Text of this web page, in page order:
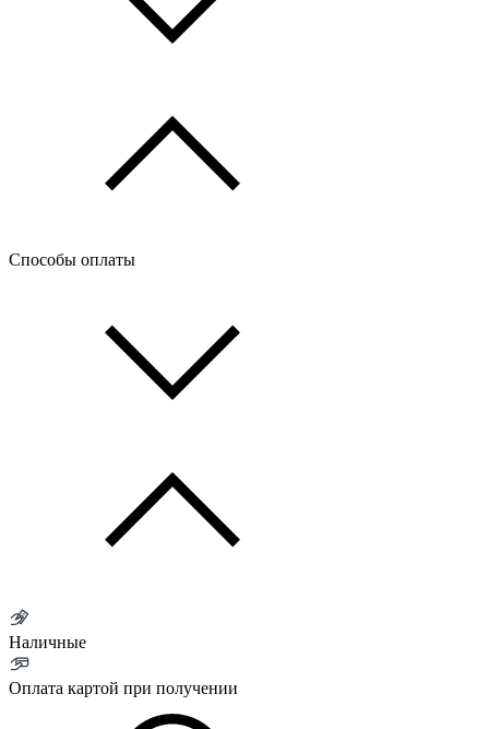
Способы оплаты
Наличные
Оплата картой при получении